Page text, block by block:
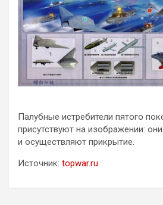
Палубные истребители пятого
присутствуют на изображении:
и осуществляют прикрытие.
Источник: topwar.ru